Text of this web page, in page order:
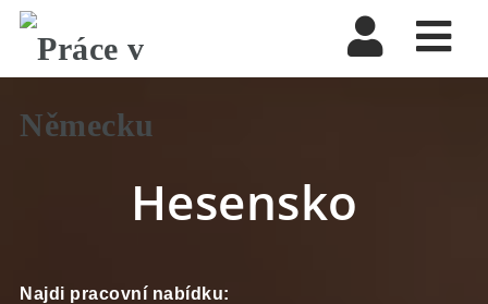
Hesensko
Najdi pracovní nabídku: